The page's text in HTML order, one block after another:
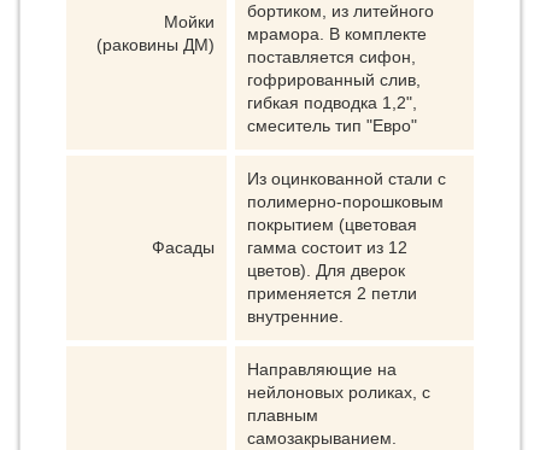
Мойки
(раковины ДМ)
бортиком, из литейного
мрамора. В комплекте
поставляется сифон,
гофрированный слив,
гибкая подводка 1,2",
смеситель тип "Евро"
Фасады
Из оцинкованной стали с
полимерно-порошковым
покрытием (цветовая
гамма состоит из 12
цветов). Для дверок
применяется 2 петли
внутренние.
Направляющие на
нейлоновых роликах, с
плавным
самозакрыванием.